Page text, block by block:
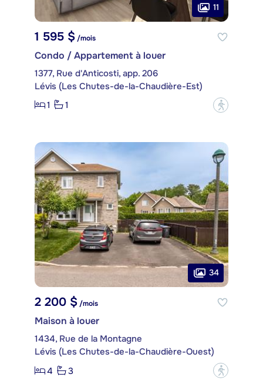
11
1 595 $ /mois
Condo / Appartement à louer
1377, Rue d'Anticosti, app. 206
Lévis (Les Chutes-de-la-Chaudière-Est)
1
1 ?
34
2 200 $/mois
Maison à louer
1434, Rue de la Montagne
Lévis (Les Chutes-de-la-Chaudière-Ouest)
4
3 ?